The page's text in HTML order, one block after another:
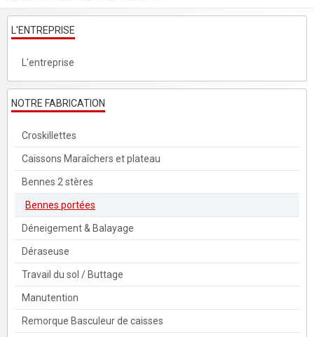
L'ENTREPRISE
L'entreprise
NOTRE FABRICATION
Croskillettes
Caissons Maraîchers et plateau
Bennes 2 stères
Bennes portées
Déneigement & Balayage
Déraseuse
Travail du sol / Buttage
Manutention
Remorque Basculeur de caisses